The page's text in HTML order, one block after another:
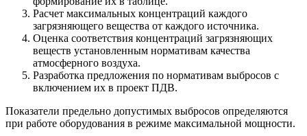
Расчет максимальных концентраций каждого
загрязняющего вещества от каждого источника.
Оценка соответствия концентраций загрязняющих
веществ установленным нормативам качества
атмосферного воздуха.
Разработка предложения по нормативам выбросов с
включением их в проект ПДВ.
Показатели предельно допустимых выбросов определяются
при работе оборудования в режиме максимальной мощности.